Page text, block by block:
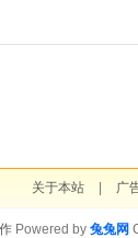
关于本站 广
Powered by 兔兔网